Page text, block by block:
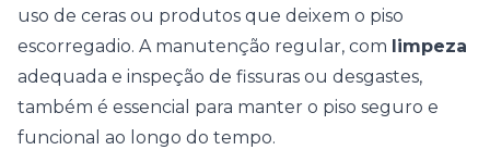
uso de ceras ou produtos que deixem o piso
escorregadio. A manutenção regular, com limpeza
adequada e inspeção de fissuras ou desgastes,
também é essencial para manter o piso seguro e
funcional ao longo do tempo.